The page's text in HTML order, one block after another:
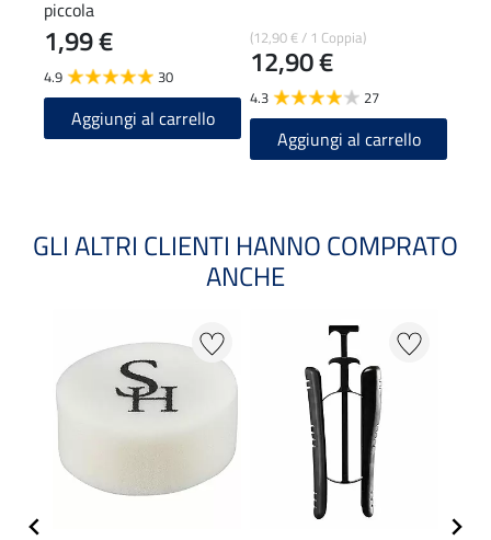
piccola
1,99 €
4.9 30
Aggiungi al carrello
(12,90 € / 1 Coppia)
12,90 €
4.3 27
Aggiungi al carrello
GLI ALTRI CLIENTI HANNO COMPRATO
ANCHE